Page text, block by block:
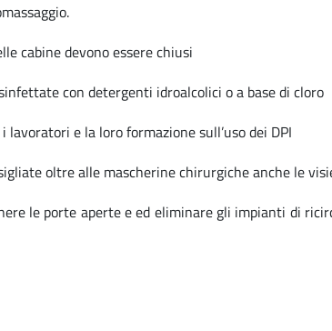
cabine devono essere chiusi
con detergenti idroalcolici o a base di cloro
e la loro formazione sull’uso dei DPI
oltre alle mascherine chirurgiche anche le
le porte aperte e ed eliminare gli impianti di